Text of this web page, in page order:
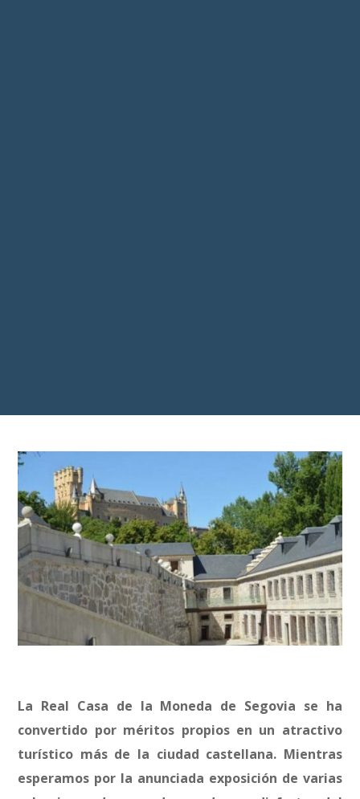
La Real Casa de la Moneda de Segovia se ha
convertido por méritos propios en un atractivo
turístico más de la ciudad castellana. Mientras
esperamos por la anunciada exposición de varias